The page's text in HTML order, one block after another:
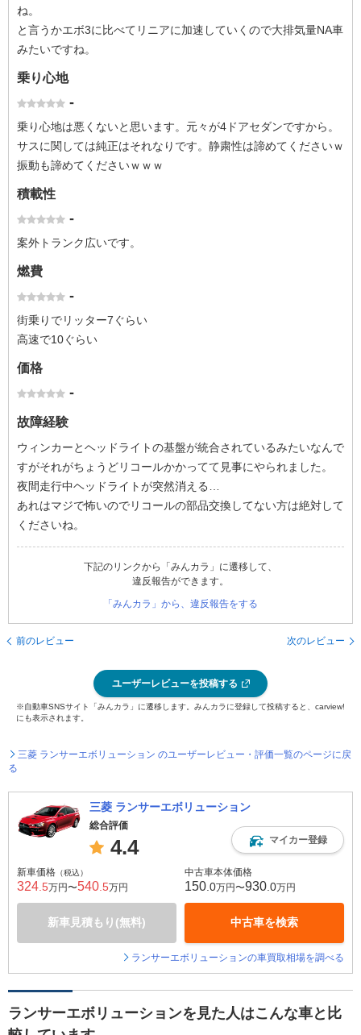
ね。
と言うかエボ3に比べてリニアに加速していくので大排気量NA車
みたいですね。
乗り心地
-
乗り心地は悪くないと思います。元々が4ドアセダンですから。
サスに関しては純正はそれなりです。静粛性は諦めてくださいｗ
振動も諦めてくださいｗｗｗ
積載性
-
案外トランク広いです。
燃費
-
街乗りでリッター7ぐらい
高速で10ぐらい
価格
-
故障経験
ウィンカーとヘッドライトの基盤が統合されているみたいなんで
すがそれがちょうどリコールかかってて見事にやられました。
夜間走行中ヘッドライトが突然消える…
あれはマジで怖いのでリコールの部品交換してない方は絶対して
くださいね。
下記のリンクから「みんカラ」に遷移して、
違反報告ができます。
「みんカラ」から、違反報告をする
前のレビュー 次のレビュー
ユーザーレビューを投稿する
※自動車SNSサイト「みんカラ」に遷移します。みんカラに登録して投稿すると、carview!
にも表示されます。
三菱 ランサーエボリューション のユーザーレビュー・評価一覧のページに戻
る
三菱 ランサーエボリューション
総合評価
4.4 マイカー登録
新車価格 （税込）
324 .5万円〜540 .5万円
新車見積もり(無料)
中古車本体価格
150 .0万円〜930 .0万円
中古車を検索
ランサーエボリューションの車買取相場を調べる
ランサーエボリューションを見た人はこんな車と比